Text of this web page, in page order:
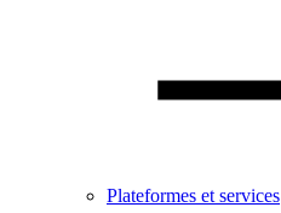
Plateformes et services